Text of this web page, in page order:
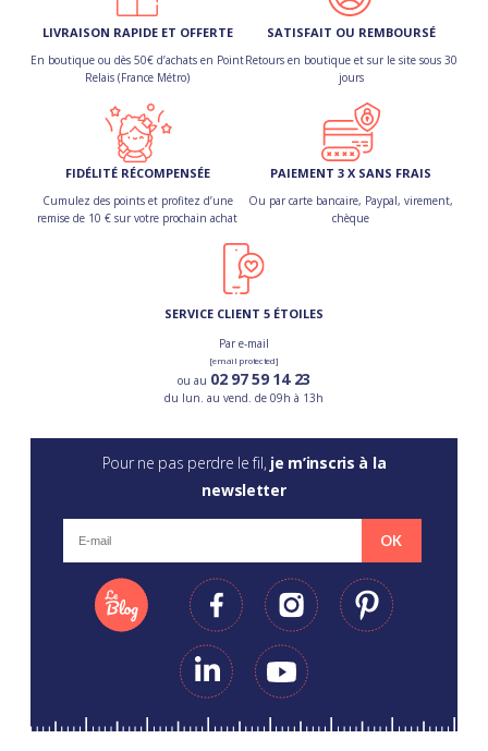
LIVRAISON RAPIDE ET OFFERTE
En boutique ou dès 50€ d’achats en Point
Relais (France Métro)
SATISFAIT OU REMBOURSÉ
Retours en boutique et sur le site sous 30
jours
FIDÉLITÉ RÉCOMPENSÉE
Cumulez des points et profitez d’une
remise de 10 € sur votre prochain achat
PAIEMENT 3 X SANS FRAIS
Ou par carte bancaire, Paypal, virement,
chèque
SERVICE CLIENT 5 ÉTOILES
Par e-mail
[email protected]
ou au 02 97 59 14 23
du lun. au vend. de 09h à 13h
Pour ne pas perdre le fil, je m’inscris à la
newsletter
OK